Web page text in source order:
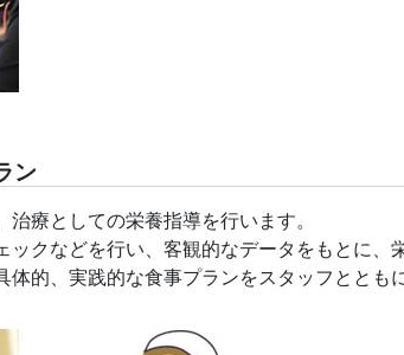
ン
療としての栄養指導を行います。
クなどを行い、客観的なデータをもとに、
的、実践的な食事プランをスタッフととも